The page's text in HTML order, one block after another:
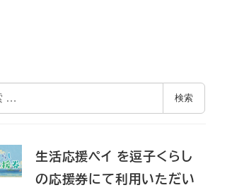
検索
生活応援ペイ を逗子くらし
の応援券にて利用いただい